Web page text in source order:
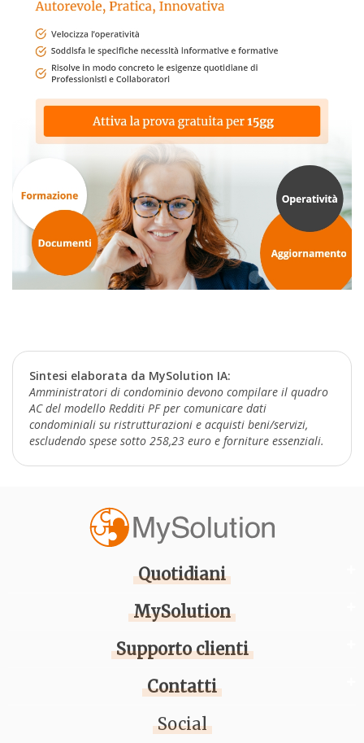
Sintesi elaborata da MySolution IA:
Amministratori di condominio devono compilare il quadro
AC del modello Redditi PF per comunicare dati
condominiali su ristrutturazioni e acquisti beni/servizi,
escludendo spese sotto 258,23 euro e forniture essenziali.
Quotidiani
MySolution
Supporto clienti
Contatti
Social